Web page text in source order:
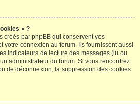
» ?
créés par phpBB qui conservent vos
votre connexion au forum. Ils fournissent aussi
indicateurs de lecture des messages (lu ou
administrateur du forum. Si vous rencontrez
de déconnexion, la suppression des cookies